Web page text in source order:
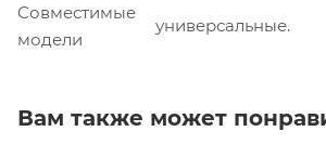
Совместимые
модели
универсальные.
Вам также может